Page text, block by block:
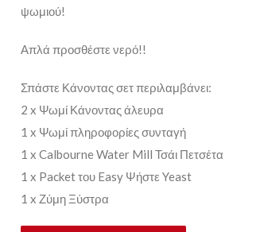
ψωμιού!
Απλά προσθέστε νερό!!
Σπάστε Κάνοντας σετ περιλαμβάνει:
2 x Ψωμί Κάνοντας άλευρα
1 x Ψωμί πληροφορίες συνταγή
1 x Calbourne Water Mill Τσάι Πετσέτα
1 x Packet του Easy Ψήστε Yeast
1 x Ζύμη Ξύστρα